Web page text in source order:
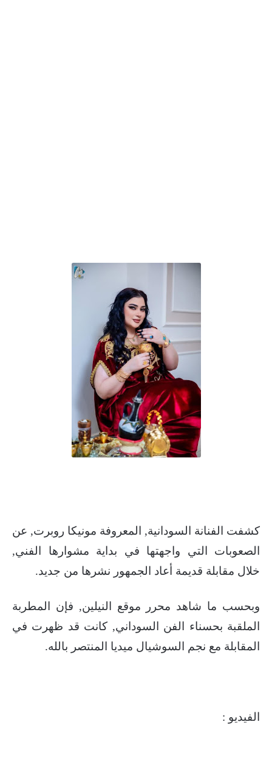
كشفت الفنانة السودانية, المعروفة مونيكا روبرت, عن
الصعوبات التي واجهتها في بداية مشوارها الفني,
خلال مقابلة قديمة أعاد الجمهور نشرها من جديد.
وبحسب ما شاهد محرر موقع النيلين, فإن المطربة
الملقبة بحسناء الفن السوداني, كانت قد ظهرت في
المقابلة مع نجم السوشيال ميديا المنتصر بالله.
الفيديو :